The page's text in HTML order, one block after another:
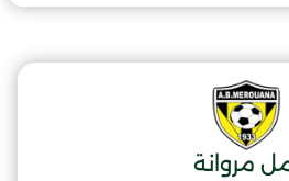
مروانة